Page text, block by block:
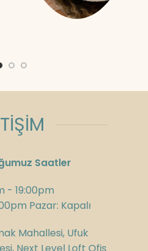
Saatler
- 19:00pm
Pazar: Kapalı
Mahallesi, Ufuk